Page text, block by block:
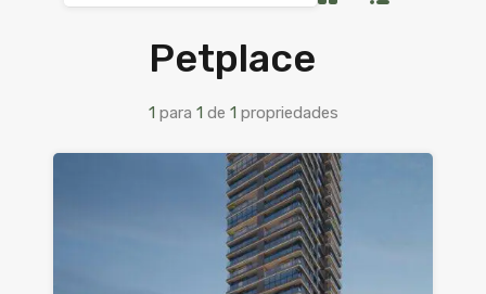
Petplace
1 para 1 de 1 propriedades